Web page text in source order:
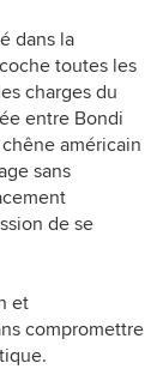
dans la
toutes les
charges du
entre Bondi
américain
sans
de se
et
compromettre